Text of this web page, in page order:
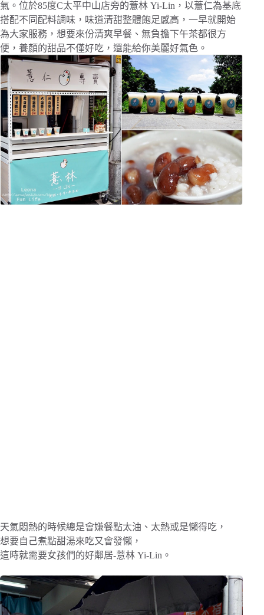
氣。位於85度C太平中山店旁的薏林 Yi-Lin，以薏仁為基底
搭配不同配料調味，味道清甜整體飽足感高，一早就開始
為大家服務，想要來份清爽早餐、無負擔下午茶都很方
便，養顏的甜品不僅好吃，還能給你美麗好氣色。
天氣悶熱的時候總是會嫌餐點太油、太熱或是懶得吃，
想要自己煮點甜湯來吃又會發懶，
這時就需要女孩們的好鄰居-薏林 Yi-Lin。